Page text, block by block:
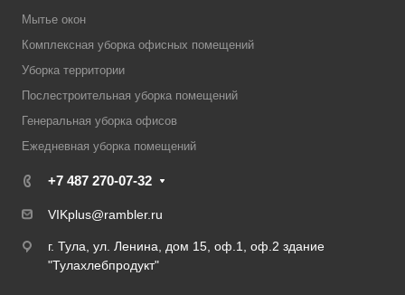
Мытье окон
Комплексная уборка офисных помещений
Уборка территории
Послестроительная уборка помещений
Генеральная уборка офисов
Ежедневная уборка помещений
+7 487 270-07-32
VIKplus@rambler.ru
г. Тула, ул. Ленина, дом 15, оф.1, оф.2 здание
"Тулахлебпродукт"